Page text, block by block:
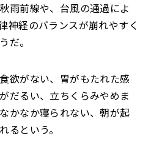
雨前線や、台風の通過によ
神経のバランスが崩れやすく
だ。
欲がない、胃がもたれた感
だるい、立ちくらみやめま
かなか寝られない、朝が起
るという。